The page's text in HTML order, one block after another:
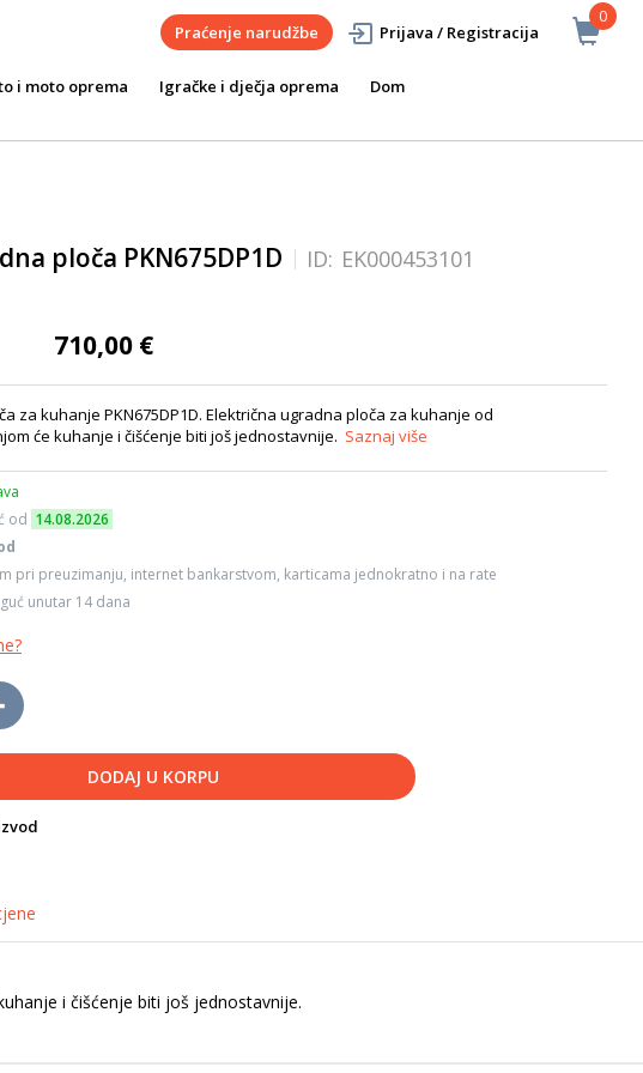
0
Praćenje narudžbe Prijava / Registracija
i moto oprema Igračke i dječja oprema
Dom
ploča PKN675DP1D ID: EK000453101
710,00 €
za kuhanje PKN675DP1D. Električna ugradna ploča za kuhanje od
će kuhanje i čišćenje biti još jednostavnije. Saznaj više
od 14.08.2026
pri preuzimanju, internet bankarstvom, karticama jednokratno i na rate
unutar 14 dana
DODAJ U KORPU
i čišćenje biti još jednostavnije.